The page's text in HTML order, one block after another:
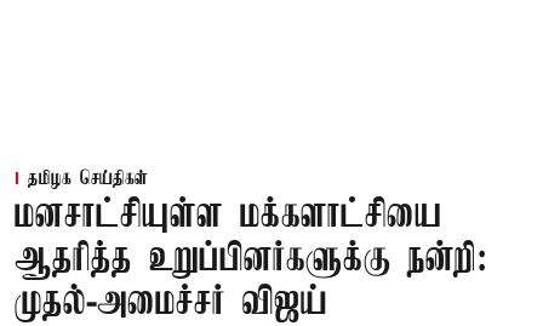
தமிழக செய்திகள்
மனசாட்சியுள்ள மக்களாட்சியை
ஆதரித்த உறுப்பினர்களுக்கு நன்றி:
முதல்-அமைச்சர் விஜய்